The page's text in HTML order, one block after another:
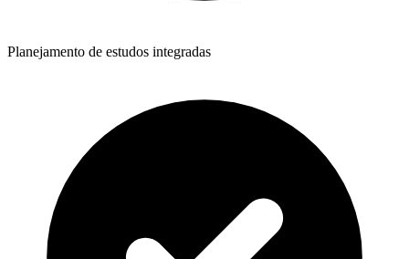
Planejamento de estudos integradas